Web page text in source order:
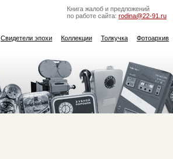
Книга жалоб и предложений
по работе сайта: rodina@22-91.ru
Свидетели эпохи Коллекции Толкучка Фотоархив